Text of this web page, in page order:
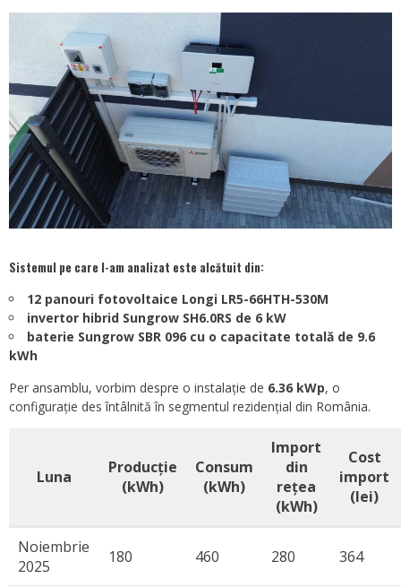
Sistemul pe care l-am analizat este alcătuit din:
12 panouri fotovoltaice Longi LR5-66HTH-530M
invertor hibrid Sungrow SH6.0RS de 6 kW
baterie Sungrow SBR 096 cu o capacitate totală de 9.6
kWh
Per ansamblu, vorbim despre o instalație de 6.36 kWp, o
configurație des întâlnită în segmentul rezidențial din România.
Luna
Producție
(kWh)
Consum
(kWh)
Import
din
rețea
(kWh)
Cost
import
(lei)
Noiembrie
2025
180 460 280 364